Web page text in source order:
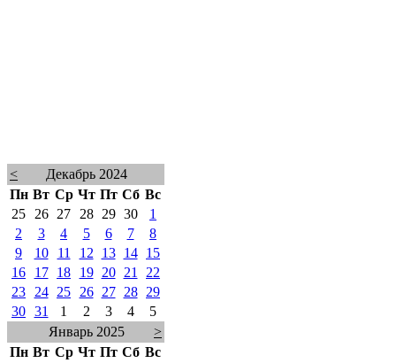
<
Декабрь 2024
Пн Вт Ср Чт Пт Сб Вс
25
26 27 28 29 30
1
2
3 4 5 6 7
8
9
10 11 12 13 14
15
16
17 18 19 20 21
22
23
24 25 26 27 28
29
30 31 1 2 3 4
5
Январь 2025
>
Пн Вт Ср Чт Пт Сб Вс